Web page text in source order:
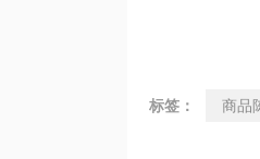
标签： 商品